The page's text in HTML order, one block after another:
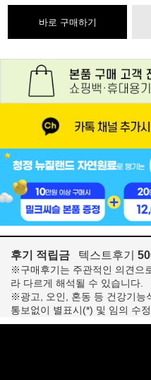
바로 구매하기
후기 적립금 텍스트후기
※구매후기는 주관적인 의견으
라 다르게 해석될 수 있습니다.
※광고, 오인, 혼동 등 건강기능
통보없이 별표시(*) 및 임의 수